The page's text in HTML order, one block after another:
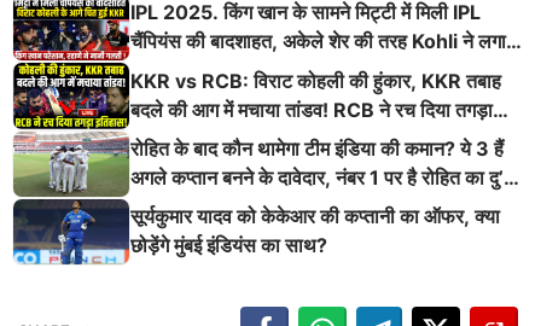
IPL 2025. किंग खान के सामने मिट्टी में मिली IPL
चैंपियंस की बादशाहत, अकेले शेर की तरह Kohli ने लगाई
ऐसी दहाड़
KKR vs RCB: विराट कोहली की हुंकार, KKR तबाह
बदले की आग में मचाया तांडव! RCB ने रच दिया तगड़ा
इतिहास
रोहित के बाद कौन थामेगा टीम इंडिया की कमान? ये 3 हैं
अगले कप्तान बनने के दावेदार, नंबर 1 पर है रोहित का दु’
श्मन
सूर्यकुमार यादव को केकेआर की कप्तानी का ऑफर, क्या
छोड़ेंगे मुंबई इंडियंस का साथ?